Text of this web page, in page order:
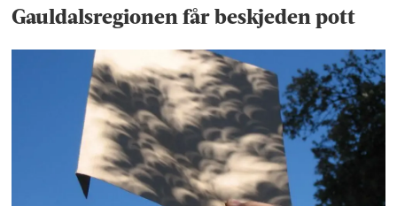
Gauldalsregionen får beskjeden pott